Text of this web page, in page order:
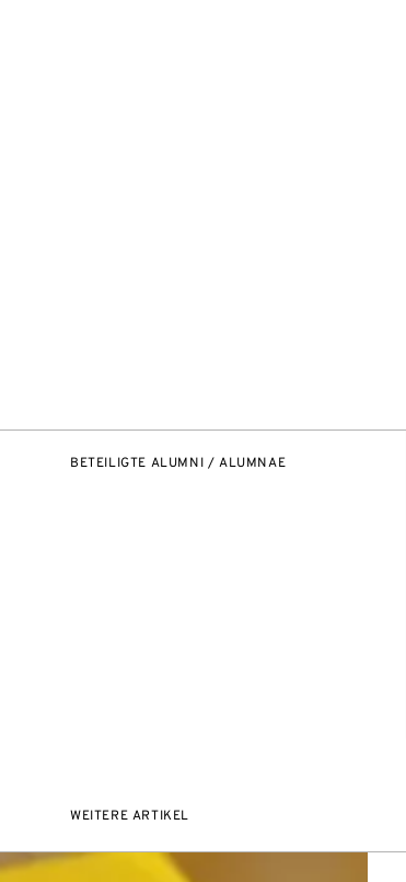
BETEILIGTE ALUMNI / ALUMNAE
WEITERE ARTIKEL